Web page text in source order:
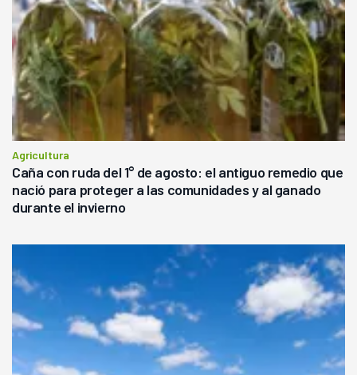
Agricultura
Caña con ruda del 1° de agosto: el antiguo remedio que
nació para proteger a las comunidades y al ganado
durante el invierno